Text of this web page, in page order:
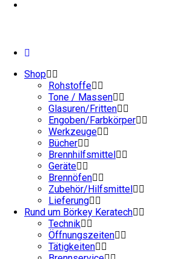
Shop
Rohstoffe
Tone / Massen
Glasuren/Fritten
Engoben/Farbkörper
Werkzeuge
Bücher
Brennhilfsmittel
Geräte
Brennöfen
Zubehör/Hilfsmittel
Lieferung
Rund um Börkey Keratech
Technik
Öffnungszeiten
Tätigkeiten